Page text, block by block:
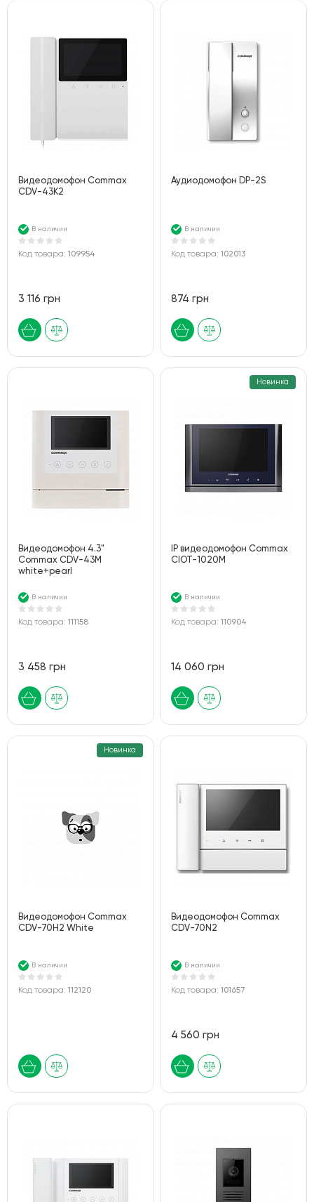
Видеодомофон Commax
СDV-43K2
В наличии
Код товара: 109954
3 116 грн
Аудиодомофон DP-2S
В наличии
Код товара:102013
874 грн
Видеодомофон 4.3"
Commax СDV-43M
white+pearl
В наличии
Код товара: 111158
3 458 грн
Новинка
IP видеодомофон Commax
CIOT-1020M
В наличии
Код товара:110904
14 060 грн
Новинка
Видеодомофон Commax
CDV-70H2 White
В наличии
Код товара: 112120
Видеодомофон Commax
CDV-70N2
В наличии
Код товара:101657
4 560 грн